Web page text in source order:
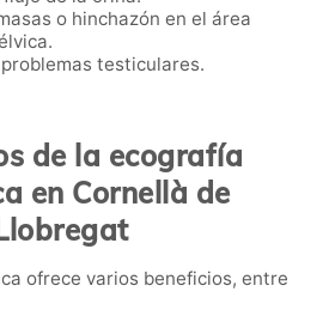
o hinchazón en el área
testiculares.
de la ecografía
en Cornellà de
ofrece varios beneficios, entre